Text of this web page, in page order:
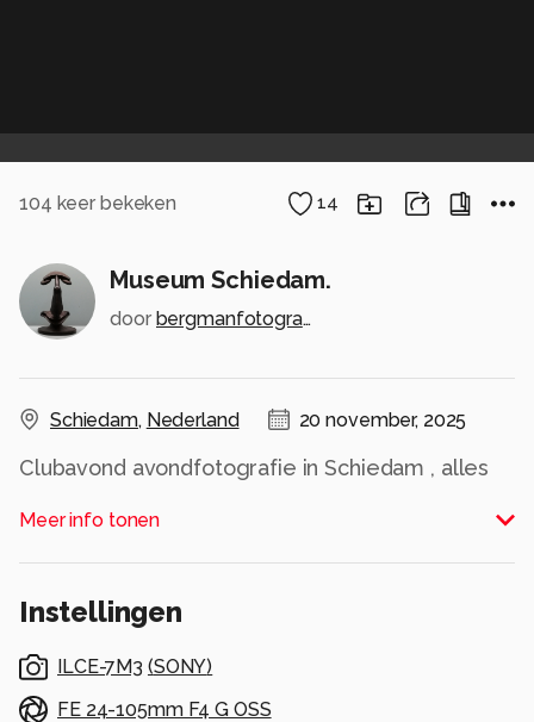
104 keer bekeken 14
Museum Schiedam.
door bergmanfotografie
Schiedam, Nederland 20 november, 2025
Clubavond avondfotografie in Schiedam , alles
Meer info tonen
Instellingen
ILCE-7M3 (SONY)
FE 24-105mm F4 G OSS